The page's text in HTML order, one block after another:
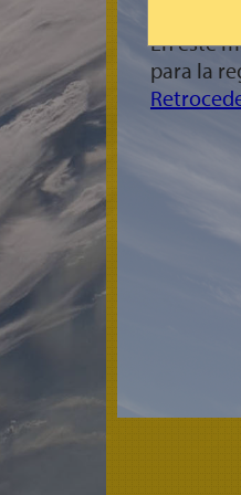
En este
para la